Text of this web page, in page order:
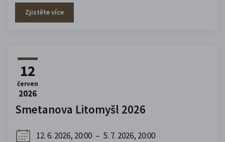
Zjistěte více
12
červen
2026
Smetanova Litomyšl 2026
12. 6. 2026, 20:00 – 5. 7. 2026, 20:00